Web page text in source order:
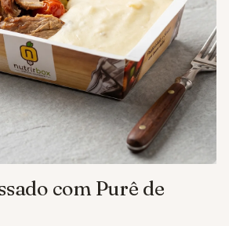
com Purê de